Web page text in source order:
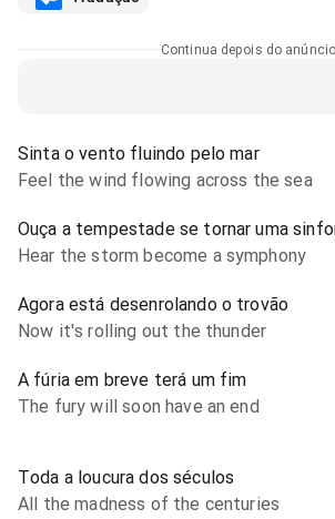
Continua depois do anúncio
Sinta o vento fluindo pelo mar
Feel the wind flowing across the sea
Ouça a tempestade se tornar uma
Hear the storm become a symphony
Agora está desenrolando o trovão
Now it's rolling out the thunder
A fúria em breve terá um fim
The fury will soon have an end
Toda a loucura dos séculos
All the madness of the centuries